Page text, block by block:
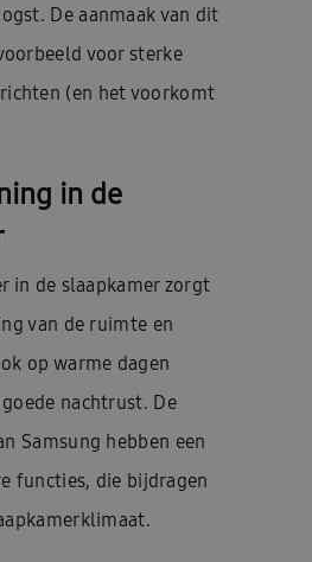
De aanmaak van dit
voor sterke
(en het voorkomt
in de
in de slaapkamer zorgt
van de ruimte en
op warme dagen
nachtrust. De
Samsung hebben een
functies, die bijdragen